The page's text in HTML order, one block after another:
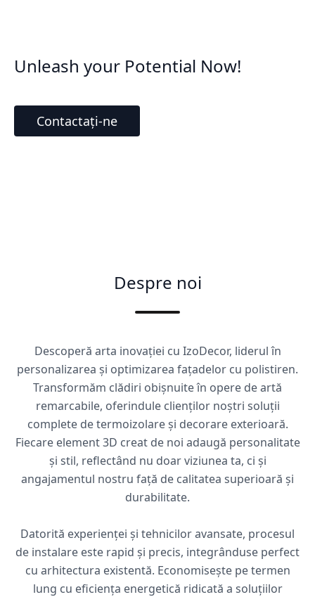
Unleash your Potential Now!
Contactați-ne
Despre noi
Descoperă arta inovației cu IzoDecor, liderul în
personalizarea și optimizarea fațadelor cu polistiren.
Transformăm clădiri obișnuite în opere de artă
remarcabile, oferindule clienților noștri soluții
complete de termoizolare și decorare exterioară.
Fiecare element 3D creat de noi adaugă personalitate
și stil, reflectând nu doar viziunea ta, ci și
angajamentul nostru față de calitatea superioară și
durabilitate.
Datorită experienței și tehnicilor avansate, procesul
de instalare este rapid și precis, integrânduse perfect
cu arhitectura existentă. Economisește pe termen
lung cu eficiența energetică ridicată a soluțiilor